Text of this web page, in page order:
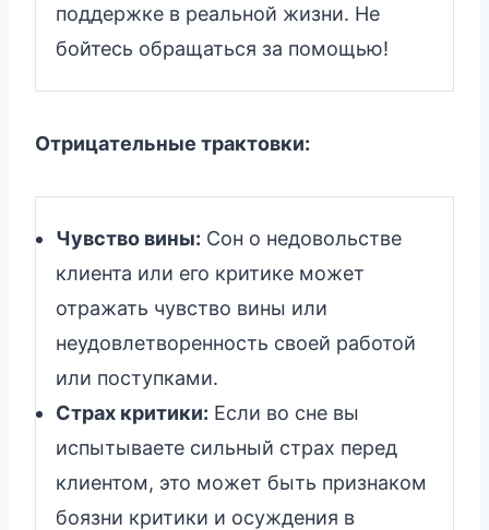
поддержке в реальной жизни. Не
бойтесь обращаться за помощью!
Отрицательные трактовки:
Чувство вины: Сон о недовольстве
клиента или его критике может
отражать чувство вины или
неудовлетворенность своей работой
или поступками.
Страх критики: Если во сне вы
испытываете сильный страх перед
клиентом, это может быть признаком
боязни критики и осуждения в